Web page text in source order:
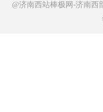
@济南西站棒极网-济南西